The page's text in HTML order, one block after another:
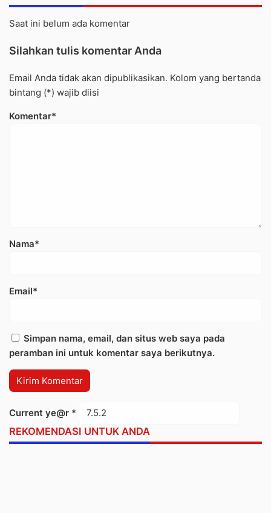
Saat ini belum ada komentar
Silahkan tulis komentar Anda
Email Anda tidak akan dipublikasikan. Kolom yang bertanda
bintang (*) wajib diisi
Komentar*
Nama*
Email*
Simpan nama, email, dan situs web saya pada
peramban ini untuk komentar saya berikutnya.
Current ye@r *
REKOMENDASI UNTUK ANDA